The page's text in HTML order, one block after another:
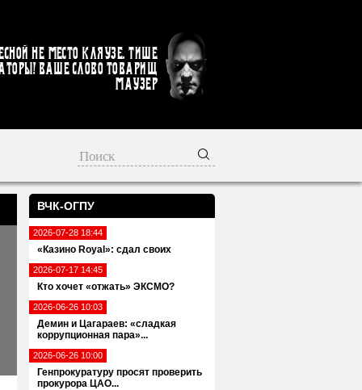
не место кляузе. Тише
Ваше слово товарищ
Маузер
ВЧК-ОГПУ
2026-07-28 18:44
«Казино Royal»: сдал своих
2026-07-17 14:45
Кто хочет «отжать» ЭКСМО?
2026-06-26 10:03
Демин и Цагараев: «сладкая
коррупционная пара»...
2026-06-26 10:00
Генпрокуратуру просят проверить
прокурора ЦАО...